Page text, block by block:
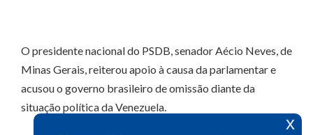
O presidente nacional do PSDB, senador Aécio Neves, de
Minas Gerais, reiterou apoio à causa da parlamentar e
acusou o governo brasileiro de omissão diante da
situação política da Venezuela.
com o gabinete do Deputado Aécio
Sua participação é muito importante
para nós!
x